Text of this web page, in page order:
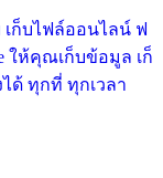
เก็บไฟล์ออนไลน์ ฟ
ให้คุณเก็บข้อมูล เก็
ด้ ทุกที่ ทุกเวลา